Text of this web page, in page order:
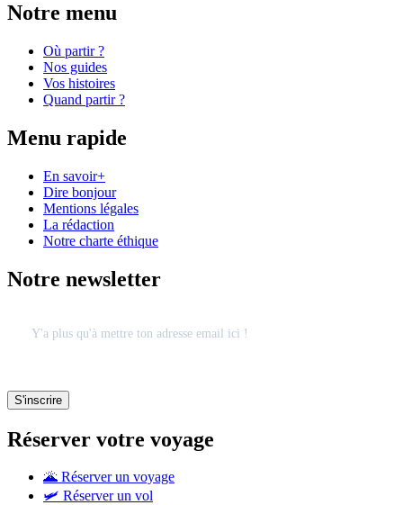
Notre menu
Où partir ?
Nos guides
Vos histoires
Quand partir ?
Menu rapide
En savoir+
Dire bonjour
Mentions légales
La rédaction
Notre charte éthique
Notre newsletter
Réserver votre voyage
🌋 Réserver un voyage
🛩 Réserver un vol